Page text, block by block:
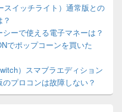
スイッチライト）通常版との
ーで使える電子マネーは？
でポップコーンを買いた
）スマブラエディション
プロコンは故障しない？